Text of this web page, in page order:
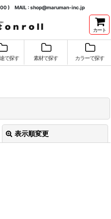
) MAIL : shop@maruman-inc.jp
カート
で探す 素材で探す カラーで探す
表示順変更